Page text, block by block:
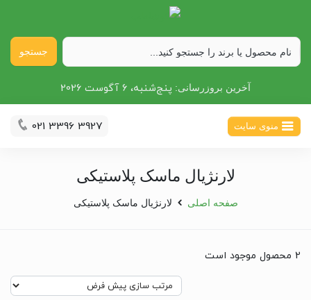
جستجو
آخرین بروزرسانی: پنج‌شنبه، 6 آگوست 2026
منوی سایت 021 3396 3927
لارنژیال ماسک پلاستیکی
صفحه اصلی لارنژیال ماسک پلاستیکی
2 محصول موجود است